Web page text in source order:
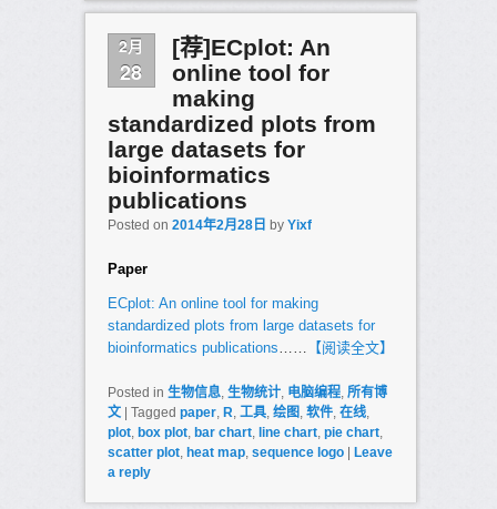
2月
28
[荐]ECplot: An
online tool for
making
standardized plots from
large datasets for
bioinformatics
publications
Posted on 2014年2月28日 by Yixf
Paper
ECplot: An online tool for making
standardized plots from large datasets for
bioinformatics publications
【阅读全文】
Posted in 生物信息, 生物统计, 电脑编程, 所有博
文
Tagged paper, R, 工具, 绘图 , 软件, 在线,
plot, box plot, bar chart, line chart, pie chart,
scatter plot, heat map, sequence logo
Leave
a reply